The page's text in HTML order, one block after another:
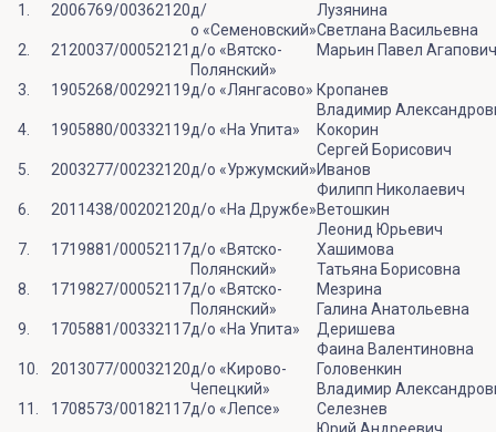
1. 2006769/00362120д/
о «Семеновский»
Лузянина
Светлана Васильевна
2.
2120037/00052121 д/о «Вятско-
Полянский»
Марьин Павел Агапович
3. 1905268/00292119д/о «Лянгасово» Кропанев
Владимир
4.
1905880/00332119д/о «На Упита»
Кокорин
Сергей Борисович
5.
2003277/00232120д/о «Уржумский»Иванов
Филипп Николаевич
6.
2011438/00202120д/о «На Дружбе»Ветошкин
Леонид Юрьевич
7.
1719881/00052117д/о «Вятско-
Полянский»
Хашимова
Татьяна Борисовна
8.
1719827/00052117д/о «Вятско-
Полянский»
Мезрина
Галина Анатольевна
9.
1705881/00332117д/о «На Упита»
Деришева
Фаина Валентиновна
10.
2013077/00032120д/о «Кирово-
Чепецкий»
Головенкин
Владимир
11.
1708573/00182117д/о «Лепсе»
Селезнев